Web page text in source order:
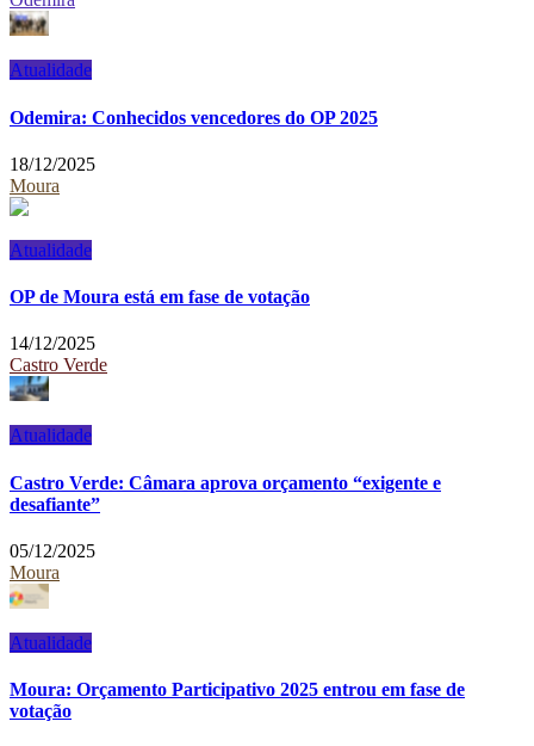
Atualidade
Odemira: Conhecidos vencedores do OP 2025
18/12/2025
Moura
Atualidade
OP de Moura está em fase de votação
14/12/2025
Castro Verde
Atualidade
Castro Verde: Câmara aprova orçamento “exigente e
desafiante”
05/12/2025
Moura
Atualidade
Moura: Orçamento Participativo 2025 entrou em fase de
votação